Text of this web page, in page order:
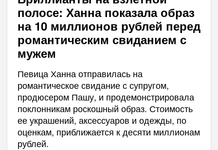
полосе: Ханна показала образ
на 10 миллионов рублей перед
романтическим свиданием с
мужем
Певица Ханна отправилась на
романтическое свидание с супругом,
продюсером Пашу, и продемонстрировала
поклонникам роскошный образ. Стоимость
ее украшений, аксессуаров и одежды, по
оценкам, приближается к десяти миллионам
рублей.